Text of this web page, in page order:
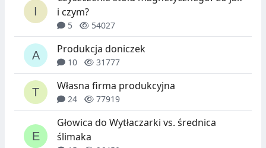
i czym?
5 54027
Produkcja doniczek
10 31777
Własna firma produkcyjna
24 77919
Głowica do Wytłaczarki vs. średnica
ślimaka